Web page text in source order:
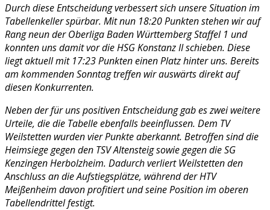
Durch diese Entscheidung verbessert sich unsere Situation im
Tabellenkeller spürbar. Mit nun 18:20 Punkten stehen wir auf
Rang neun der Oberliga Baden Württemberg Staffel 1 und
konnten uns damit vor die HSG Konstanz II schieben. Diese
liegt aktuell mit 17:23 Punkten einen Platz hinter uns. Bereits
am kommenden Sonntag treffen wir auswärts direkt auf
diesen Konkurrenten.
Neben der für uns positiven Entscheidung gab es zwei weitere
Urteile, die die Tabelle ebenfalls beeinflussen. Dem TV
Weilstetten wurden vier Punkte aberkannt. Betroffen sind die
Heimsiege gegen den TSV Altensteig sowie gegen die SG
Kenzingen Herbolzheim. Dadurch verliert Weilstetten den
Anschluss an die Aufstiegsplätze, während der HTV
Meißenheim davon profitiert und seine Position im oberen
Tabellendrittel festigt.